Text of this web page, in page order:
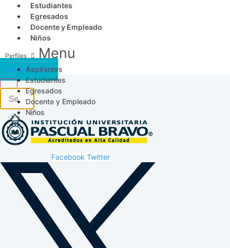
Estudiantes
Egresados
Docente y Empleado
Niños
Menu
Aspirantes
Estudiantes
Egresados
Docente y Empleado
Niños
Acceso SICAU
Facebook Twitter